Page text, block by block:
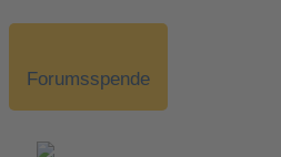
Forumsspende